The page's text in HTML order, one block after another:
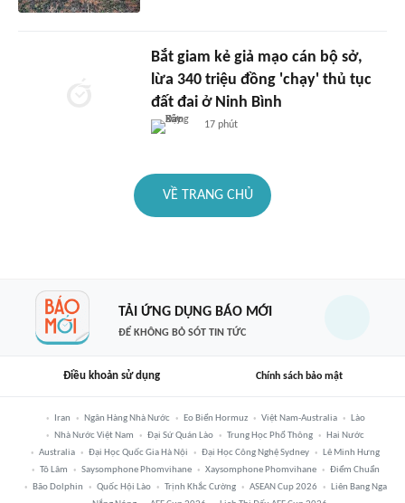
Bắt giam kẻ giả mạo cán bộ sở,
lừa 340 triệu đồng 'chạy' thủ tục
đất đai ở Ninh Bình
17 phút
VỀ TRANG CHỦ
TẢI ỨNG DỤNG BÁO MỚI
ĐỂ KHÔNG BỎ SÓT TIN TỨC
Điều khoản sử dụng Chính sách bảo mật
Iran Ngân Hàng Nhà Nước Eo Biển Hormuz Việt Nam-Australia
Lào
Nhà Nước Việt Nam
Đại Sứ Quán Lào Trung Học Phổ Thông
Hai Nước
Australia
Đại Học Quốc Gia Hà Nội Đại Học Công Nghệ Sydney
Lê Minh Hưng
Tô Lâm
Saysomphone Phomvihane Xaysomphone Phomvihane
Điểm Chuẩn
Bão Dolphin
Quốc Hội Lào Trịnh Khắc Cường ASEAN Cup 2026
Liên Bang Nga